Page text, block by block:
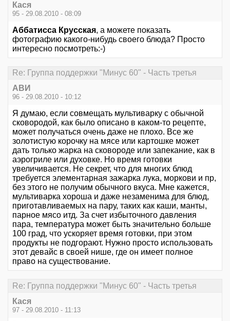
Кася
95 - 29.08.2010 - 08:09
Аббатисса Крусская, а можете показать
фотографию какого-нибудь своего блюда? Просто
интересно посмотреть:-)
Re: Группа поддержки "Минус 60" - Часть третья
АВИ
96 - 29.08.2010 - 10:12
Я думаю, если совмещать мультиварку с обычной
сковородой, как было описано в каком-то рецепте,
может получаться очень даже не плохо. Все же
золотистую корочку на мясе или картошке может
дать только жарка на сковороде или запекание, как в
аэрогриле или духовке. Но время готовки
увеличивается. Не секрет, что для многих блюд
требуется элементарная зажарка лука, моркови и пр,
без этого не получим обычного вкуса. Мне кажется,
мультиварка хороша и даже незаменима для блюд,
приготавливаемых на пару, таких как каши, манты,
парное мясо итд. За счет избыточного давления
пара, температура может быть значительно больше
100 град, что ускоряет время готовки, при этом
продукты не подгорают. Нужно просто использовать
этот девайс в своей нише, где он имеет полное
право на существование.
Re: Группа поддержки "Минус 60" - Часть третья
Кася
97 - 29.08.2010 - 11:13